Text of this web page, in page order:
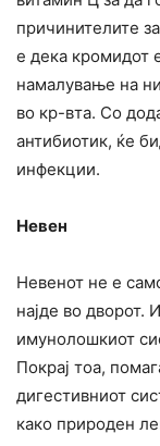
причинителите
е дека кромидот
намалување на
во кр-вта. Со
антибиотик, ќе
инфекции.
Невен
Невенот не е
најде во дворот.
имунолошкиот
Покрај тоа,
дигестивниот
како природен